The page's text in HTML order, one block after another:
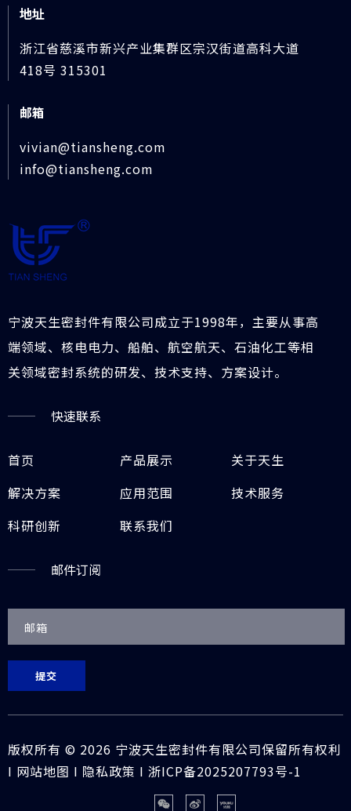
地址
浙江省慈溪市新兴产业集群区宗汉街道高科大道
418号 315301
邮箱
vivian@tiansheng.com
info@tiansheng.com
宁波天生密封件有限公司成立于1998年，主要从事高
端领域、核电电力、船舶、航空航天、石油化工等相
关领域密封系统的研发、技术支持、方案设计。
快速联系
首页 产品展示
关于天生
解决方案
应用范围
技术服务
科研创新
联系我们
邮件订阅
提交
版权所有 © 2026 宁波天生密封件有限公司保留所有权利
I 网站地图 I 隐私政策 I 浙ICP备2025207793号-1